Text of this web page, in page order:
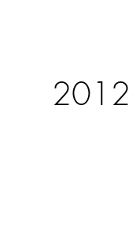
2012